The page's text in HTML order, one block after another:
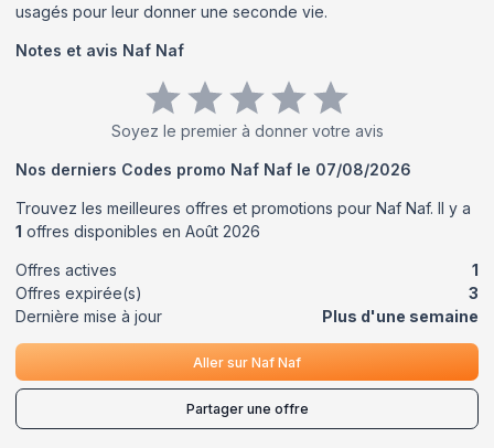
usagés pour leur donner une seconde vie.
Notes et avis Naf Naf
Soyez le premier à donner votre avis
Nos derniers Codes promo Naf Naf le 07/08/2026
Trouvez les meilleures offres et promotions pour Naf Naf. Il y a
1 offres disponibles en Août 2026
Offres actives
1
Offres expirée(s)
3
Dernière mise à jour
Plus d'une semaine
Aller sur Naf Naf
Partager une offre